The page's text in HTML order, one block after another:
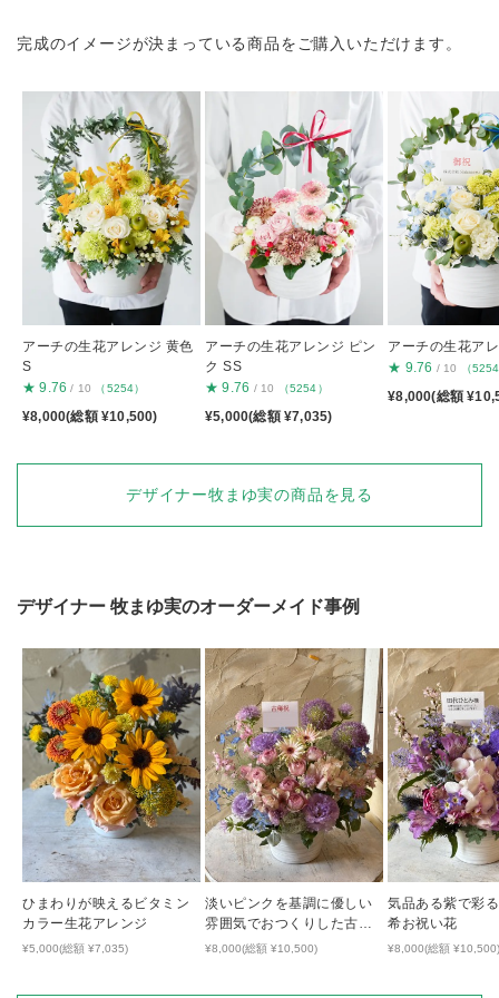
完成のイメージが決まっている商品をご購入いただけます。
アーチの生花アレンジ 黄色
S
★ 9.76 / 10 （5254）
¥8,000(総額 ¥10,500)
アーチの生花アレンジ ピン
ク SS
★ 9.76 / 10 （5254）
¥5,000(総額 ¥7,035)
アーチの生花ア
★ 9.76 / 10 （
¥8,000(総額
デザイナー牧まゆ実の商品を見る
デザイナー 牧まゆ実のオーダーメイド事例
ひまわりが映えるビタミン
カラー生花アレンジ
¥5,000(総額 ¥7,035)
淡いピンクを基調に優しい
雰囲気でおつくりした古希
祝い花
¥8,000(総額 ¥10,500)
気品ある紫で彩
希お祝い花
¥8,000(総額